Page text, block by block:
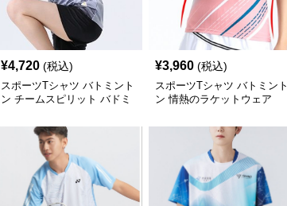
¥4,720 (税込)
スポーツTシャツ バトミント
ン チームスピリット バドミ
¥3,960 (税込)
スポーツTシャツ バトミント
ン 情熱のラケットウェア